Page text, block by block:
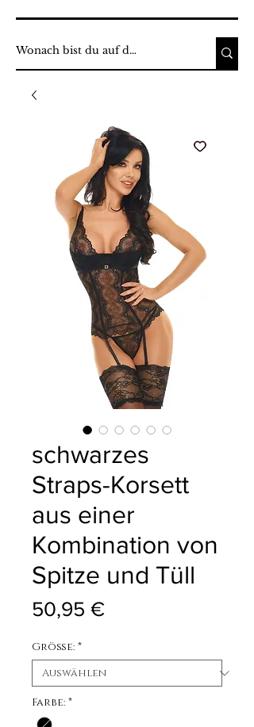
schwarzes
Straps-Korsett
aus einer
Kombination von
Spitze und Tüll
50,95 €Preis
Größe: *
Farbe: *